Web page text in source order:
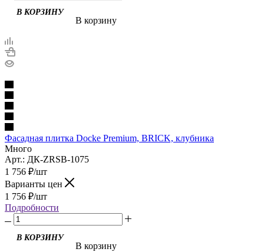
В корзину
Фасадная плитка Docke Premium, BRICK, клубника
Много
Арт.: ДК-ZRSB-1075
1 756 ₽/шт
Варианты цен
1 756 ₽/шт
Подробности
В корзину